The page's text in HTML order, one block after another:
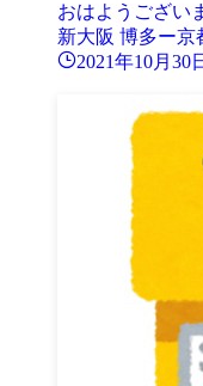
おはようござい
新大阪 博多ー
2021年10月30